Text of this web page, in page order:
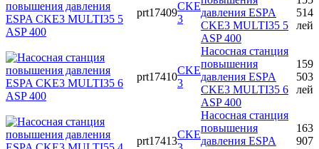
prt17409
CKE
3
давления ESPA
CKE3 MULTI35 5
ASP 400
514
лей
prt17410
CKE
3
Насосная станция
повышения
давления ESPA
CKE3 MULTI35 6
ASP 400
159
503
лей
prt17413
CKE
Насосная станция
повышения
давления ESPA
163
907